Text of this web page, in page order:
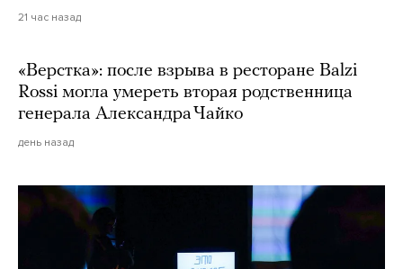
21 час назад
«Верстка»: после взрыва в ресторане Balzi
Rossi могла умереть вторая родственница
генерала Александра Чайко
день назад